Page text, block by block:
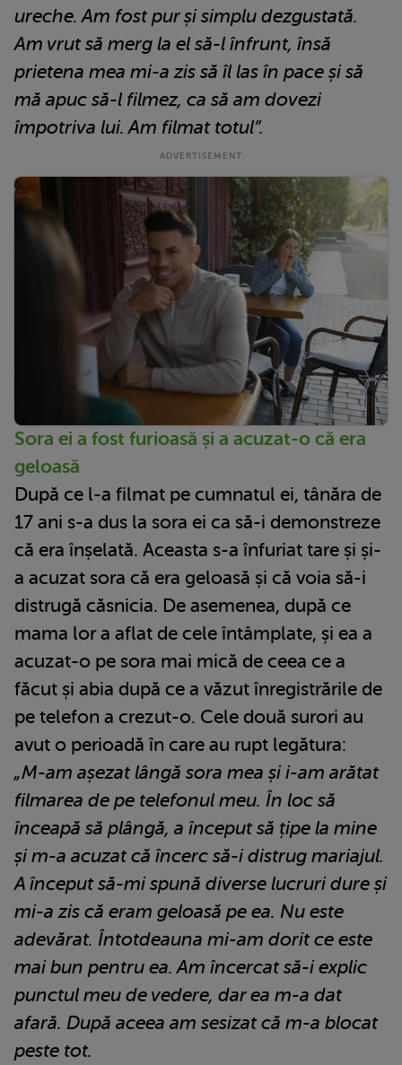
ureche. Am fost pur și simplu dezgustată.
Am vrut să merg la el să-l înfrunt, însă
prietena mea mi-a zis să îl las în pace și să
mă apuc să-l filmez, ca să am dovezi
împotriva lui. Am filmat totul”.
Sora ei a fost furioasă și a acuzat-o că era
geloasă
După ce l-a filmat pe cumnatul ei, tânăra de
17 ani s-a dus la sora ei ca să-i demonstreze
că era înșelată. Aceasta s-a înfuriat tare și și-
a acuzat sora că era geloasă și că voia să-i
distrugă căsnicia. De asemenea, după ce
mama lor a aflat de cele întâmplate, și ea a
acuzat-o pe sora mai mică de ceea ce a
făcut și abia după ce a văzut înregistrările de
pe telefon a crezut-o. Cele două surori au
avut o perioadă în care au rupt legătura:
„M-am așezat lângă sora mea și i-am arătat
filmarea de pe telefonul meu. În loc să
înceapă să plângă, a început să țipe la mine
și m-a acuzat că încerc să-i distrug mariajul.
A început să-mi spună diverse lucruri dure și
mi-a zis că eram geloasă pe ea. Nu este
adevărat. Întotdeauna mi-am dorit ce este
mai bun pentru ea. Am încercat să-i explic
punctul meu de vedere, dar ea m-a dat
afară. După aceea am sesizat că m-a blocat
peste tot.